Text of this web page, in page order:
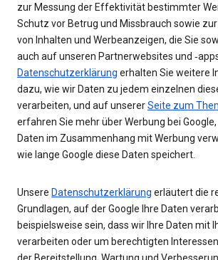
zur Messung der Effektivität bestimmter
Schutz vor Betrug und Missbrauch sowie
von Inhalten und Werbeanzeigen, die Sie
auch auf unseren Partnerwebsites und
Datenschutzerklärung erhalten Sie weitere
dazu, wie wir Daten zu jedem einzelnen
verarbeiten, und auf unsererSeite zum
erfahren Sie mehr über Werbung bei
Daten im Zusammenhang mit Werbung
wie lange Google diese Daten speichert.
Unsere Datenschutzerklärung erläutert die
Grundlagen, auf der Google Ihre Daten
beispielsweise sein, dass wir Ihre Daten mit
verarbeiten oder um berechtigten